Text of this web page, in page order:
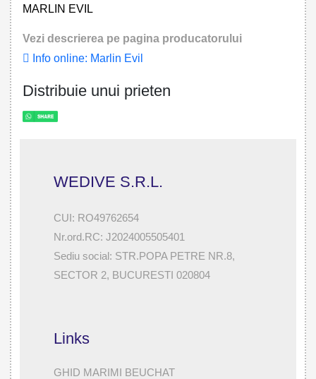
MARLIN EVIL
Vezi descrierea pe pagina producatorului
Info online: Marlin Evil
Distribuie unui prieten
WEDIVE S.R.L.
CUI: RO49762654
Nr.ord.RC: J2024005505401
Sediu social: STR.POPA PETRE NR.8,
SECTOR 2, BUCURESTI 020804
Links
GHID MARIMI BEUCHAT